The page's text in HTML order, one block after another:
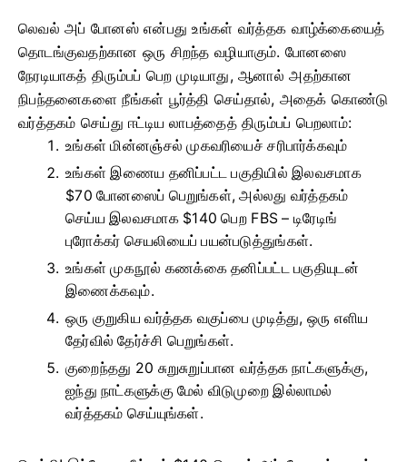
லெவல் அப் போனஸ் என்பது உங்கள் வர்த்தக வாழ்க்கையைத்
தொடங்குவதற்கான ஒரு சிறந்த வழியாகும். போனஸை
நேரடியாகத் திரும்பப் பெற முடியாது, ஆனால் அதற்கான
நிபந்தனைகளை நீங்கள் பூர்த்தி செய்தால், அதைக் கொண்டு
வர்த்தகம் செய்து ஈட்டிய லாபத்தைத் திரும்பப் பெறலாம்:
உங்கள் மின்னஞ்சல் முகவரியைச் சரிபார்க்கவும்
உங்கள் இணைய தனிப்பட்ட பகுதியில் இலவசமாக
$70 போனஸைப் பெறுங்கள், அல்லது வர்த்தகம்
செய்ய இலவசமாக $140 பெற FBS – டிரேடிங்
புரோக்கர் செயலியைப் பயன்படுத்துங்கள்.
உங்கள் முகநூல் கணக்கை தனிப்பட்ட பகுதியுடன்
இணைக்கவும்.
ஒரு குறுகிய வர்த்தக வகுப்பை முடித்து, ஒரு எளிய
தேர்வில் தேர்ச்சி பெறுங்கள்.
குறைந்தது 20 சுறுசுறுப்பான வர்த்தக நாட்களுக்கு,
ஐந்து நாட்களுக்கு மேல் விடுமுறை இல்லாமல்
வர்த்தகம் செய்யுங்கள்.